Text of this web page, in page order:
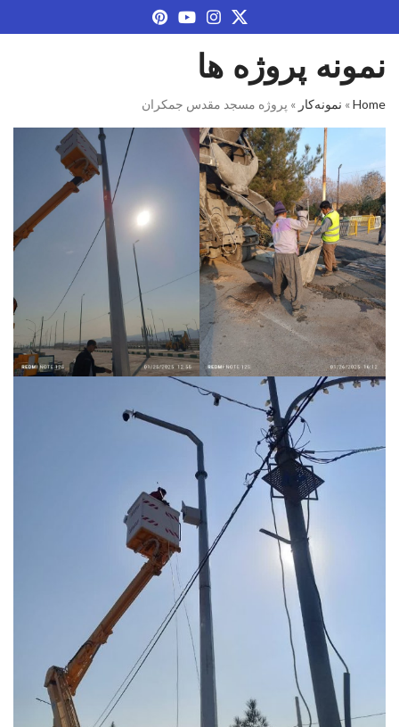
نمونه پروژه ها
Home
» نمونه‌کار » پروژه مسجد مقدس جمکران